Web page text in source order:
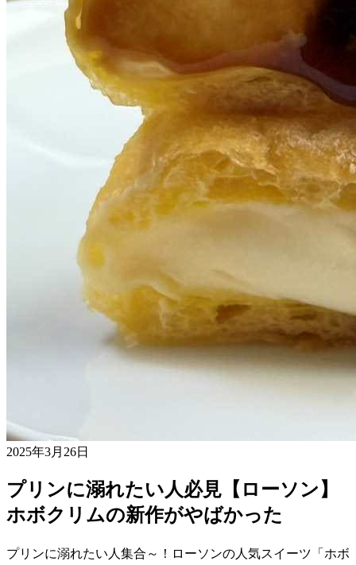
2025年3月26日
プリンに溺れたい人必見【ローソン】
ホボクリムの新作がやばかった
プリンに溺れたい人集合～！ローソンの人気スイーツ「ホボ